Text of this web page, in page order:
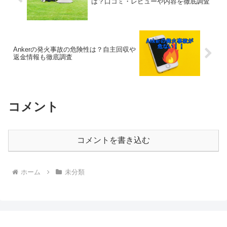
Ankerの発火事故の危険性は？自主回収や
返金情報も徹底調査
コメント
コメントを書き込む
ホーム 未分類